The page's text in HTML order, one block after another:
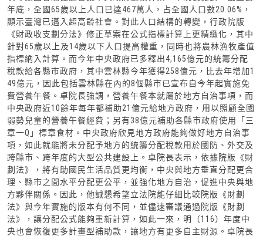
年底，全國65歲以上人口已達467萬人，占全國人口數20.06%，
顯示臺灣已邁入超高齡社會。對此人口結構的轉變，行政院版
《財政收支劃分法》修正草案在公式指標計算上更精緻化，其中
針對65歲以上及14歲以下人口提高權重，同時也將農林漁牧產值
指標納入計算。而今年中央政府已多釋出4,165億元的統籌分配
稅款給各縣市政府，其中雲林縣今年獲得258億元，比去年增加1
49億元，因此包括雲林縣在內的8個縣市已宣布自今年起實施免
費營養午餐。卓院長強調，營養午餐本就屬於地方自治事項，而
中央政府近10餘年每年都補助21億元給地方政府，用以照顧全國
弱勢兒童的營養午餐經費；另有38億元補助各縣市政府使用「三
章一Q」標章食材。中央政府欣見地方政府能夠做好地方自治事
項，如此就能將未分配予地方的統籌分配稅款用於國防、外交及
跨縣市、跨年度的大型公共建設上。卓院長表示，依據院版《財
劃法》，將有助國民生活品質更均衡，中央與地方垂直分配更合
理、縣市之間水平分配更公平，並強化地方自治，促進中央與地
方夥伴關係。因此，他誠懇希望立法院能仔細比較院版《財劃
法》與今年實施的版本有何不同，並儘速審議通過院版《財劃
法》，讓分配公式能夠重新計算，如此一來，明（116）年度中
央也會恢復更多計畫型補助款，讓地方有更多自主財源。卓院長